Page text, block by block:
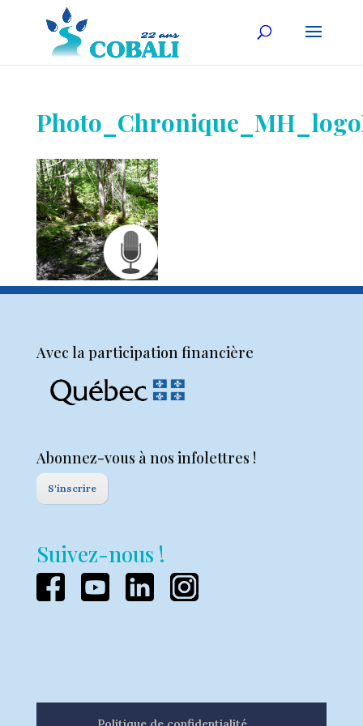
Avec la participation financière
Abonnez-vous à nos infolettres !
S'inscrire
Suivez-nous !